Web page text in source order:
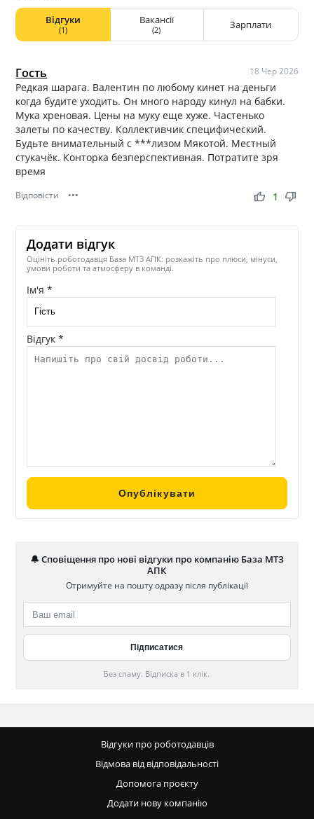
агропромислового комплексу» є одним із лідерів по
виробництву пшеничного борошна.
Відгуки
(1)
Вакансії
(2) Зарплати
Гость 18 Чер 2026
Редкая шарага. Валентин по любому кинет на деньги
когда будите уходить. Он много народу кинул на бабки.
Мука хреновая. Цены на муку еще хуже. Частенько
залеты по качеству. Коллективчик специфический.
Будьте внимательный с ***лизом Мякотой. Местный
стукачёк. Конторка безперспективная. Потратите зря
время
Відповісти ••• thumb_up thumb_down
1
Додати відгук
Оцініть роботодавця База МТЗ АПК: розкажіть про плюси, мінуси,
умови роботи та атмосферу в команді.
Ім'я *
Відгук *
🔔 Сповіщення про нові відгуки про компанію База МТЗ
АПК
Отримуйте на пошту одразу після публікації
Без спаму. Відписка в 1 клік.
Відгуки про роботодавців
Відмова від відповідальності
Допомога проєкту
Додати нову компанію